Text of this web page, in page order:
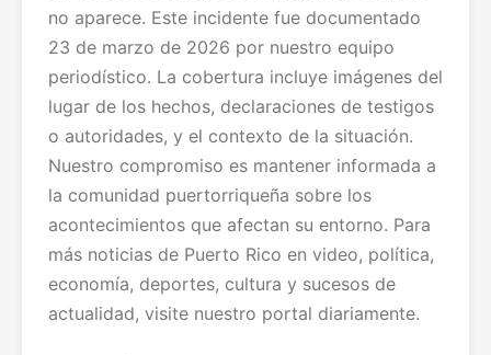
no aparece. Este incidente fue documentado
23 de marzo de 2026 por nuestro equipo
periodístico. La cobertura incluye imágenes del
lugar de los hechos, declaraciones de testigos
o autoridades, y el contexto de la situación.
Nuestro compromiso es mantener informada a
la comunidad puertorriqueña sobre los
acontecimientos que afectan su entorno. Para
más noticias de Puerto Rico en video, política,
economía, deportes, cultura y sucesos de
actualidad, visite nuestro portal diariamente.